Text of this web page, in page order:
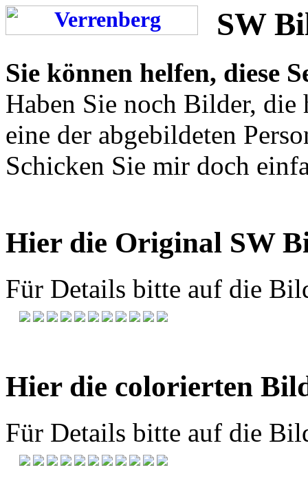
SW
Sie können helfen, diese
Haben Sie noch Bilder, die
eine der abgebildeten
Schicken Sie mir doch
Hier die Original SW
Für Details bitte auf die
Hier die colorierten
Für Details bitte auf die